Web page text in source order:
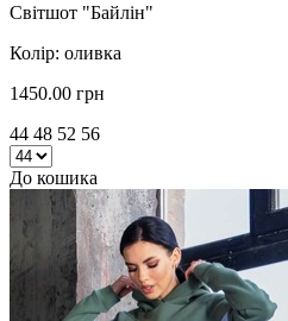
Світшот "Байлін"
Колір: оливка
1450.00 грн
44 48 52 56
До кошика